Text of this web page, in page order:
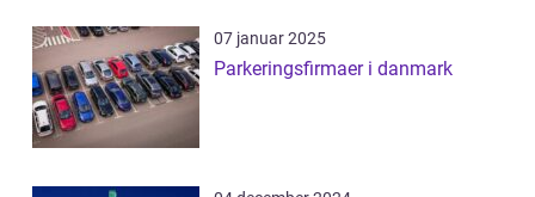
07 januar 2025
Parkeringsfirmaer i danmark